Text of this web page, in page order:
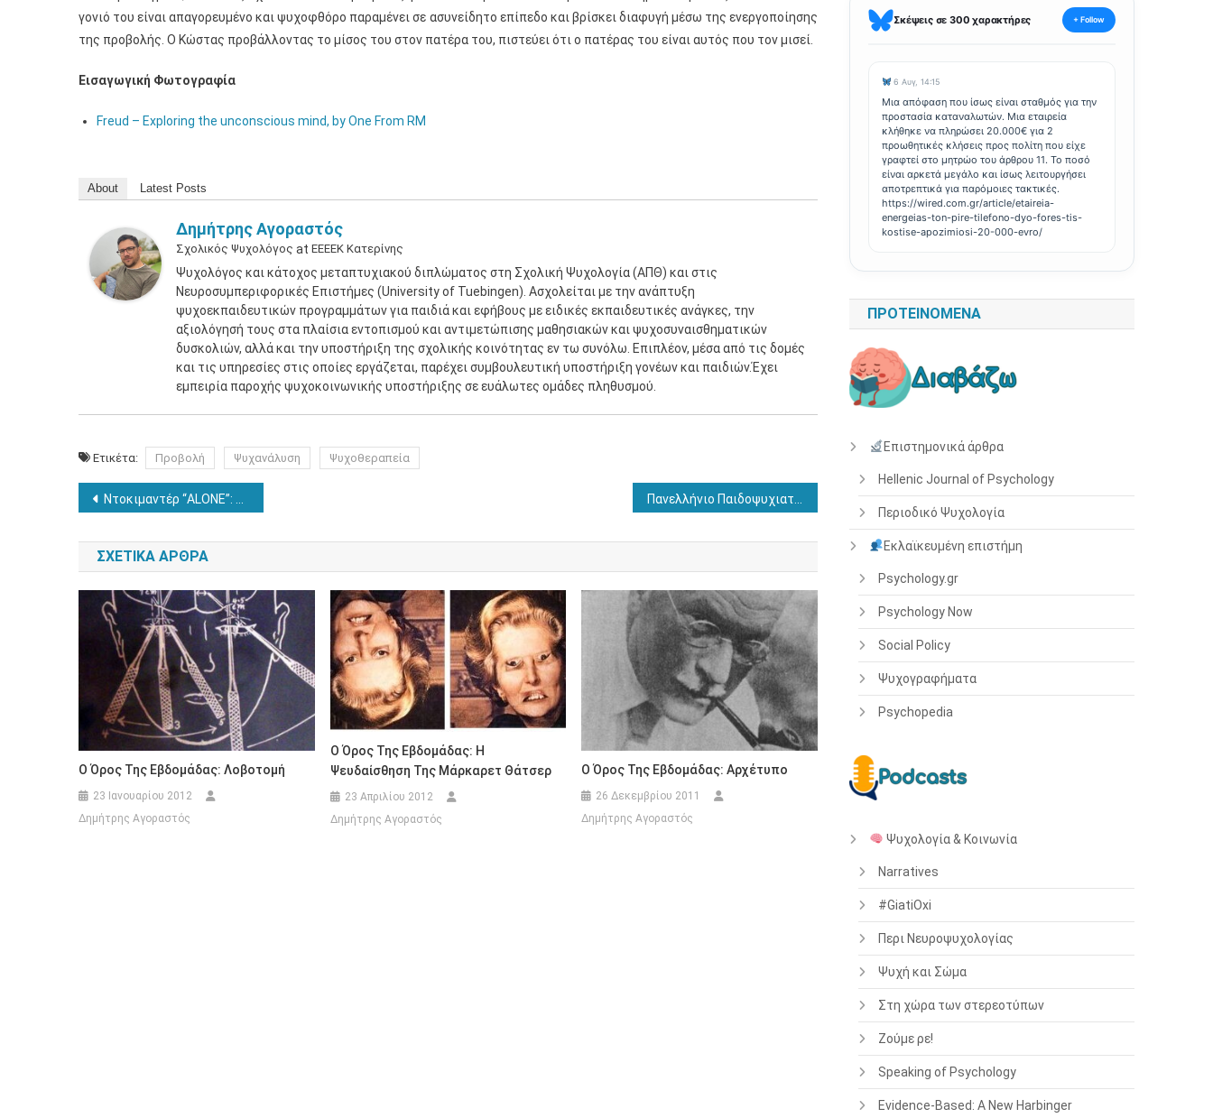
γονιό του είναι απαγορευμένο και ψυχοφθόρο παραμένει σε ασυνείδητο επίπεδο και βρίσκει διαφυγή μέσω της ενεργοποίησης
της προβολής. Ο Κώστας προβάλλοντας το μίσος του στον πατέρα του, πιστεύει ότι ο πατέρας του είναι αυτός που τον μισεί.
Εισαγωγική Φωτογραφία
Freud – Exploring the unconscious mind, by One From RM
About Latest Posts
Δημήτρης Αγοραστός
Σχολικός Ψυχολόγος at ΕΕΕΕΚ Κατερίνης
Ψυχολόγος και κάτοχος μεταπτυχιακού διπλώματος στη Σχολική Ψυχολογία (ΑΠΘ) και στις
Νευροσυμπεριφορικές Επιστήμες (University of Tuebingen). Ασχολείται με την ανάπτυξη
ψυχοεκπαιδευτικών προγραμμάτων για παιδιά και εφήβους με ειδικές εκπαιδευτικές ανάγκες, την
αξιολόγησή τους στα πλαίσια εντοπισμού και αντιμετώπισης μαθησιακών και ψυχοσυναισθηματικών
δυσκολιών, αλλά και την υποστήριξη της σχολικής κοινότητας εν τω συνόλω. Επιπλέον, μέσα από τις δομές
και τις υπηρεσίες στις οποίες εργάζεται, παρέχει συμβουλευτική υποστήριξη γονέων και παιδιών.Έχει
εμπειρία παροχής ψυχοκοινωνικής υποστήριξης σε ευάλωτες ομάδες πληθυσμού.
Ετικέτα: Προβολή Ψυχανάλυση Ψυχοθεραπεία
Πλοήγηση
άρθρων
Ντοκιμαντέρ “ALONE”: Τα αποτελέσματα της πλήρους απομόνωσης
ΣΧΕΤΙΚΆ ΆΡΘΡΑ
Ο Όρος Της Εβδομάδας: Λοβοτομή
23 Ιανουαρίου 2012
Δημήτρης Αγοραστός
Ο Όρος Της Εβδομάδας: Η
Ψευδαίσθηση Της Μάρκαρετ Θάτσερ
23 Απριλίου 2012
Δημήτρης Αγοραστός
Ο Όρος Της Εβδομάδας: Αρχέτυπο
26 Δεκεμβρίου 2011
Δημήτρης Αγοραστός
Σκέψεις σε 300 χαρακτήρες + Follow
6 Αυγ, 14:15
Μια απόφαση που ίσως είναι σταθμός για την
προστασία καταναλωτών. Μια εταιρεία
κλήθηκε να πληρώσει 20.000€ για 2
προωθητικές κλήσεις προς πολίτη που είχε
γραφτεί στο μητρώο του άρθρου 11. Το ποσό
είναι αρκετά μεγάλο και ίσως λειτουργήσει
αποτρεπτικά για παρόμοιες τακτικές.
https://wired.com.gr/article/etaireia-
energeias-ton-pire-tilefono-dyo-fores-tis-
kostise-apozimiosi-20-000-evro/
ΠΡΟΤΕΙΝΌΜΕΝΑ
Επιστημονικά άρθρα
Hellenic Journal of Psychology
Περιοδικό Ψυχολογία
Εκλαϊκευμένη επιστήμη
Psychology.gr
Psychology Now
Social Policy
Ψυχογραφήματα
Psychopedia
Ψυχολογία & Κοινωνία
Narratives
#GiatiOxi
Περι Νευροψυχολογίας
Ψυχή και Σώμα
Στη χώρα των στερεοτύπων
Ζούμε ρε!
Speaking of Psychology
Evidence-Based: A New Harbinger